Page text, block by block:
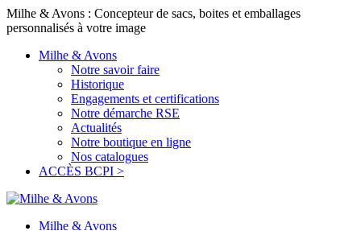
Milhe & Avons : Concepteur de sacs, boites et emballages
personnalisés à votre image
Milhe & Avons
Notre savoir faire
Historique
Engagements et certifications
Notre démarche RSE
Actualités
Notre boutique en ligne
Nos catalogues
ACCÈS BCPI >
Milhe & Avons